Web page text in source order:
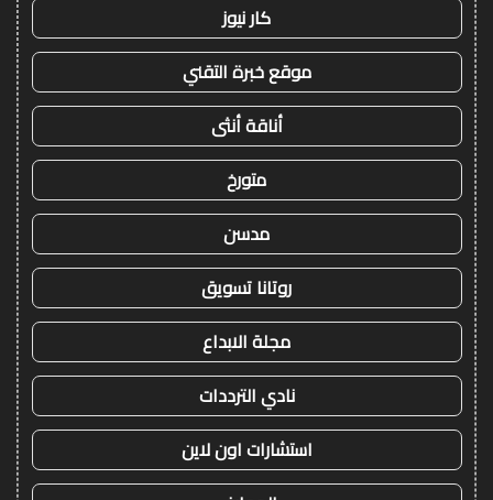
كار نيوز
موقع خبرة التقني
أناقة أنثى
متورخ
مدسن
روتانا تسويق
مجلة الابداع
نادي الترددات
استشارات اون لاين